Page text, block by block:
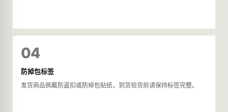
04
防掉包标签
发货商品佩戴防盗扣或防掉包贴纸，到货验货前请保持标签完整。